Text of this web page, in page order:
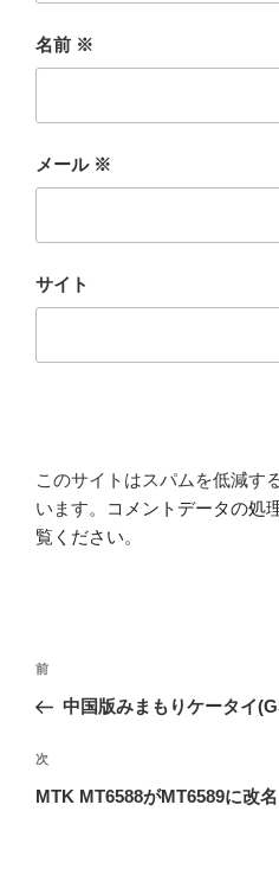
名前 ※
メール ※
サイト
このサイトはスパムを低減す
います。
コメントデータの処
覧ください。
投
ナ
ビ
ゲ
前
の
稿
前
中国版みまもりケータイ
次
の
次
MTK MT6588がMT6589に改名